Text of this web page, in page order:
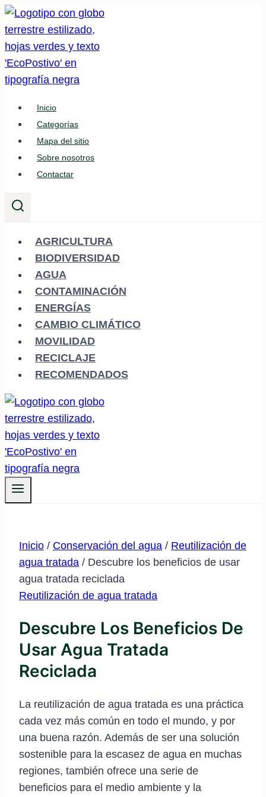
Saltar
al
contenido
Inicio
Categorías
Mapa del sitio
Sobre nosotros
Contactar
AGRICULTURA
BIODIVERSIDAD
AGUA
CONTAMINACIÓN
ENERGÍAS
CAMBIO CLIMÁTICO
MOVILIDAD
RECICLAJE
RECOMENDADOS
Inicio / Conservación del agua / Reutilización de
agua tratada / Descubre los beneficios de usar
agua tratada reciclada
Reutilización de agua tratada
Descubre Los Beneficios De
Usar Agua Tratada
Reciclada
La reutilización de agua tratada es una práctica
cada vez más común en todo el mundo, y por
una buena razón. Además de ser una solución
sostenible para la escasez de agua en muchas
regiones, también ofrece una serie de
beneficios para el medio ambiente y la